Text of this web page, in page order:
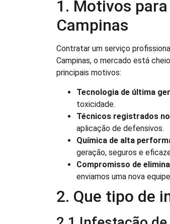
1. Motivos
Campinas
Contratar um serviço
Campinas, o mercado está
principais motivos:
Tecnologia de última
toxicidade.
Técnicos registrados
aplicação de defensivos.
Química de alta
geração, seguros e
Compromisso de
enviamos uma nova
2. Que tipo de